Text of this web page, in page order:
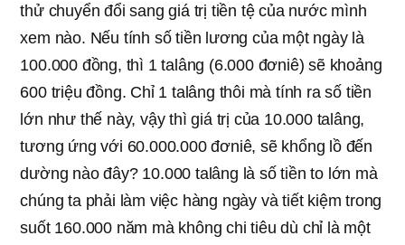
thử chuyển đổi sang giá trị tiền tệ của nước mình
xem nào. Nếu tính số tiền lương của một ngày là
100.000 đồng, thì 1 talâng (6.000 đơniê) sẽ khoảng
600 triệu đồng. Chỉ 1 talâng thôi mà tính ra số tiền
lớn như thế này, vậy thì giá trị của 10.000 talâng,
tương ứng với 60.000.000 đơniê, sẽ khổng lồ đến
dường nào đây? 10.000 talâng là số tiền to lớn mà
chúng ta phải làm việc hàng ngày và tiết kiệm trong
suốt 160.000 năm mà không chi tiêu dù chỉ là một